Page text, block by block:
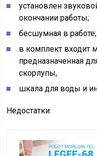
установлен
окончании работы;
бесшумная в работе;
в комплект входит
предназначенная
скорлупы,
шкала для воды и
Недостатки: